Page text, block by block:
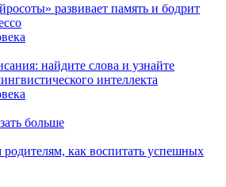
развивает память и бодрит
найдите слова и узнайте
интеллекта
больше
как воспитать успешных